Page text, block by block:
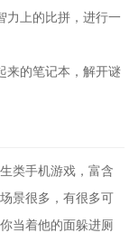
力上的比拼，进行一
来的笔记本，解开谜
类手机游戏，富含
景很多，有很多可
当着他的面躲进厕